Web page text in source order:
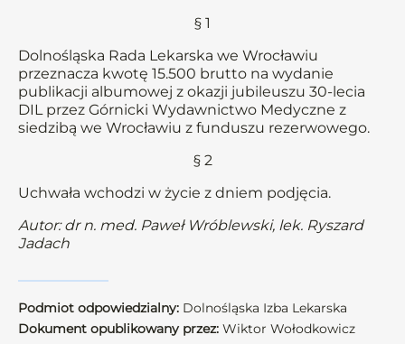
§ 1
Dolnośląska Rada Lekarska we Wrocławiu
przeznacza kwotę 15.500 brutto na wydanie
publikacji albumowej z okazji jubileuszu 30-lecia
DIL przez Górnicki Wydawnictwo Medyczne z
siedzibą we Wrocławiu z funduszu rezerwowego.
§ 2
Uchwała wchodzi w życie z dniem podjęcia.
Autor: dr n. med. Paweł Wróblewski, lek. Ryszard
Jadach
Podmiot odpowiedzialny: Dolnośląska Izba Lekarska
Dokument opublikowany przez: Wiktor Wołodkowicz